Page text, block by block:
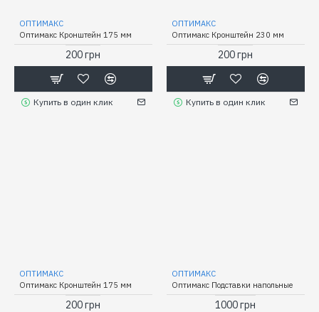
ОПТИМАКС
Оптимакс Кронштейн 175 мм
200 грн
Купить в один клик
ОПТИМАКС
Оптимакс Кронштейн 230 мм
200 грн
Купить в один клик
ОПТИМАКС
Оптимакс Кронштейн 175 мм
200 грн
ОПТИМАКС
Оптимакс Подставки напольные
1000 грн